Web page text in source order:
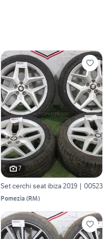
7
Set cerchi seat ibiza 2019 | 00523
Pomezia (RM)